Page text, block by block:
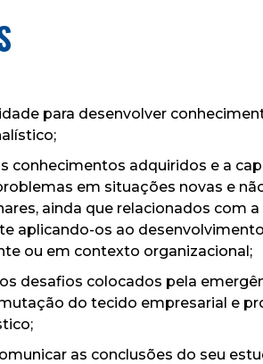
para desenvolver
conhecimentos adquiridos e a
em situações novas e
ainda que relacionados com
aplicando-os ao
ou em contexto organizacional;
desafios colocados pela
do tecido empresarial e
as conclusões do seu